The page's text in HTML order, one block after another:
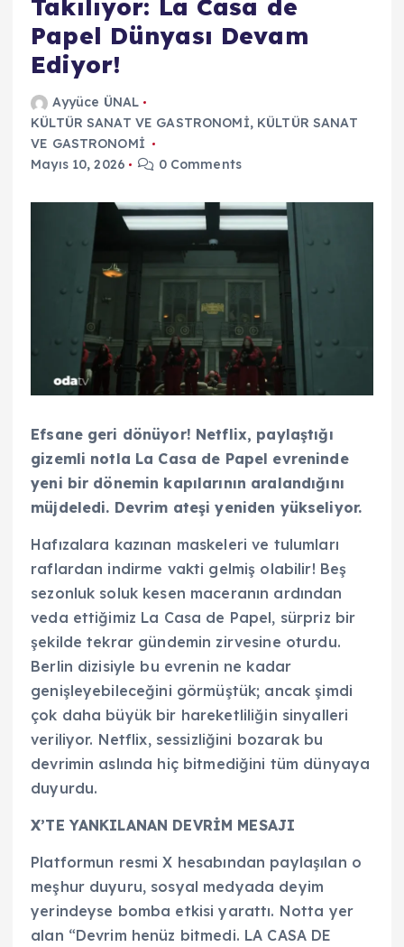
Takılıyor: La Casa de
Papel Dünyası Devam
Ediyor!
Ayyüce ÜNAL
KÜLTÜR SANAT VE GASTRONOMİ, KÜLTÜR SANAT
VE GASTRONOMİ
Mayıs 10, 2026
0 Comments
Efsane geri dönüyor! Netflix, paylaştığı
gizemli notla La Casa de Papel evreninde
yeni bir dönemin kapılarının aralandığını
müjdeledi. Devrim ateşi yeniden yükseliyor.
Hafızalara kazınan maskeleri ve tulumları
raflardan indirme vakti gelmiş olabilir! Beş
sezonluk soluk kesen maceranın ardından
veda ettiğimiz La Casa de Papel, sürpriz bir
şekilde tekrar gündemin zirvesine oturdu.
Berlin dizisiyle bu evrenin ne kadar
genişleyebileceğini görmüştük; ancak şimdi
çok daha büyük bir hareketliliğin sinyalleri
veriliyor. Netflix, sessizliğini bozarak bu
devrimin aslında hiç bitmediğini tüm dünyaya
duyurdu.
X’TE YANKILANAN DEVRİM MESAJI
Platformun resmi X hesabından paylaşılan o
meşhur duyuru, sosyal medyada deyim
yerindeyse bomba etkisi yarattı. Notta yer
alan “Devrim henüz bitmedi. LA CASA DE